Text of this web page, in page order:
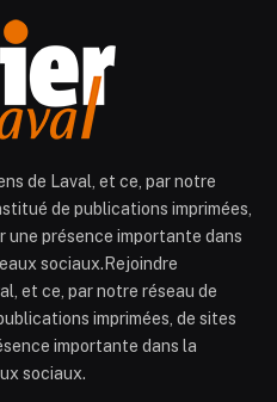
de Laval, et ce, par notre
de publications imprimées,
une présence importante dans
sociaux.Rejoindre
et ce, par notre réseau de
imprimées, de sites
importante dans la
sociaux.